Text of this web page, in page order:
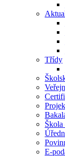
Třídy
Škola
E-